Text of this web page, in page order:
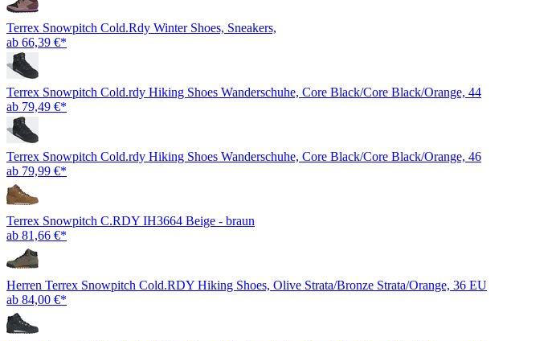
Terrex Snowpitch Cold.Rdy Winter Shoes, Sneakers,
ab 66,39 €*
Terrex Snowpitch Cold.rdy Hiking Shoes Wanderschuhe, Core Black/Core Black/Orange, 44
ab 79,49 €*
Terrex Snowpitch Cold.rdy Hiking Shoes Wanderschuhe, Core Black/Core Black/Orange, 46
ab 79,99 €*
Terrex Snowpitch C.RDY IH3664 Beige - braun
ab 81,66 €*
Herren Terrex Snowpitch Cold.RDY Hiking Shoes, Olive Strata/Bronze Strata/Orange, 36 EU
ab 84,00 €*